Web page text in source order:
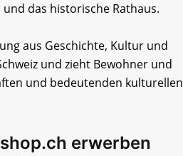
das historische Rathaus.
aus Geschichte, Kultur und
und zieht Bewohner und
und bedeutenden kulturellen
erwerben